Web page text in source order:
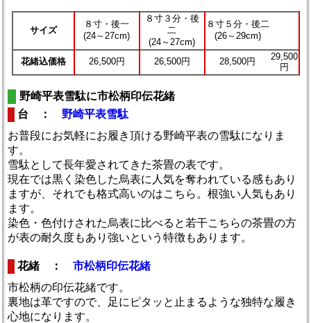
サイズ
８寸・後一
(24～27cm)
８寸３分・後
二
(24～27cm)
８寸５分・後二
(26～29cm)
花緒込価格 26,500円 26,500円 28,500円
29,500
円
野崎平表雪駄に市松柄印伝花緒
台 ： 野崎平表雪駄
お普段にお気軽にお履き頂ける野崎平表の雪駄になりま
す。
雪駄として長年愛されてきた茶畳の表です。
現在では黒く染色した烏表に人気を奪われている感もあり
ますが、それでも格式高いのはこちら。根強い人気もあり
ます。
染色・色付けされた烏表に比べると若干こちらの茶畳の方
が表の耐久度もあり強いという特徴もあります。
花緒 ：市松柄印伝花緒
市松柄の印伝花緒です。
裏地は革ですので、足にピタッと止まるような独特な履き
心地になります。